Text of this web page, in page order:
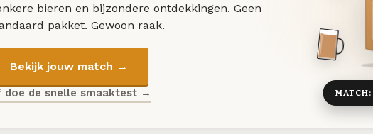
bieren en bijzondere ontdekkingen. Geen
pakket. Gewoon raak.
Bekijk jouw match →
doe de snelle smaaktest → MATCH: